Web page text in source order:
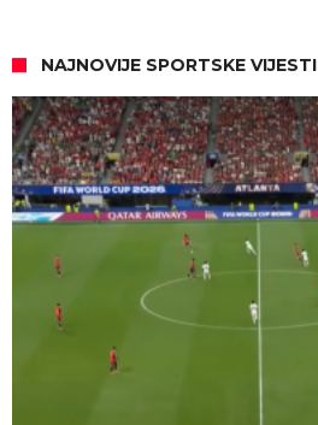
NAJNOVIJE SPORTSKE VIJESTI